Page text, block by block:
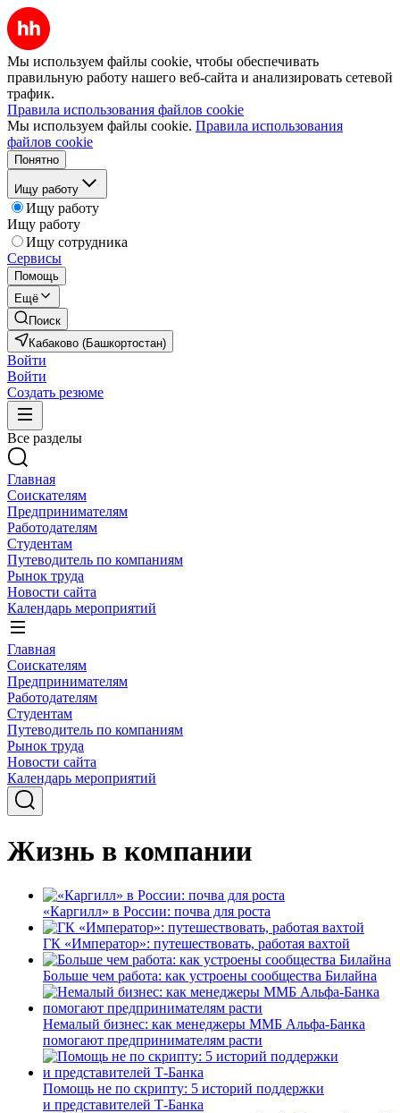
Мы используем файлы cookie, чтобы обеспечивать
правильную работу нашего веб-сайта и анализировать сетевой
трафик.
Правила использования файлов cookie
Мы используем файлы cookie. Правила использования
файлов cookie
Понятно
Ищу работу
Ищу работу
Ищу работу
Ищу сотрудника
Сервисы
Помощь
Ещё
Поиск
Кабаково (Башкортостан)
Войти
Войти
Создать резюме
Все разделы
Главная
Соискателям
Предпринимателям
Работодателям
Студентам
Путеводитель по компаниям
Рынок труда
Новости сайта
Календарь мероприятий
Главная
Соискателям
Предпринимателям
Работодателям
Студентам
Путеводитель по компаниям
Рынок труда
Новости сайта
Календарь мероприятий
Жизнь в компании
«Каргилл» в России: почва для роста
ГК «Император»: путешествовать, работая вахтой
Больше чем работа: как устроены сообщества Билайна
Немалый бизнес: как менеджеры ММБ Альфа-Банка
помогают предпринимателям расти
Помощь не по скрипту: 5 историй поддержки
и представителей Т-Банка